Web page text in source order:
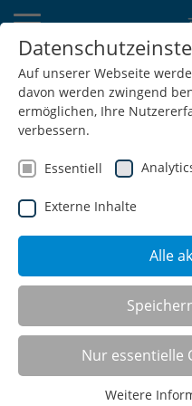
Germany Switzerland Austria
Luxembourg Netherlands
workergo -
C-foot tables
Auf unserer Webseite
davon werden zwingend
ermöglichen, Ihre
verbessern.
Essentiell
Externe Inhalte
Alle
Nur essentielle
Weitere